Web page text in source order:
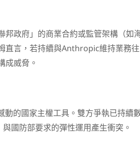
邦政府」的商業合約或監管架構（如
直言，若持續與Anthropic維持業務往
成威脅。
的國家主權工具。雙方爭執已持續
國防部要求的彈性運用產生衝突。